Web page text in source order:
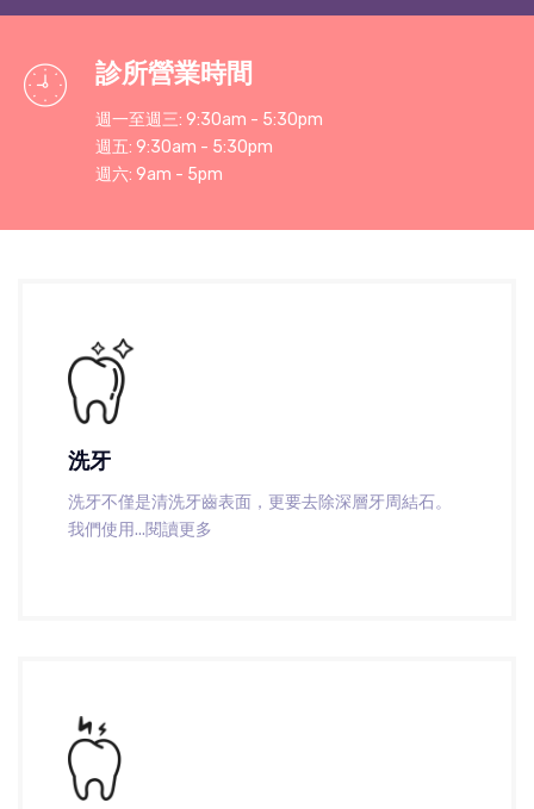
診所營業時間
週一至週三: 9:30am - 5:30pm
週五: 9:30am - 5:30pm
週六: 9am - 5pm
洗牙
洗牙不僅是清洗牙齒表面，更要去除深層牙周結石。
我們使用...閱讀更多